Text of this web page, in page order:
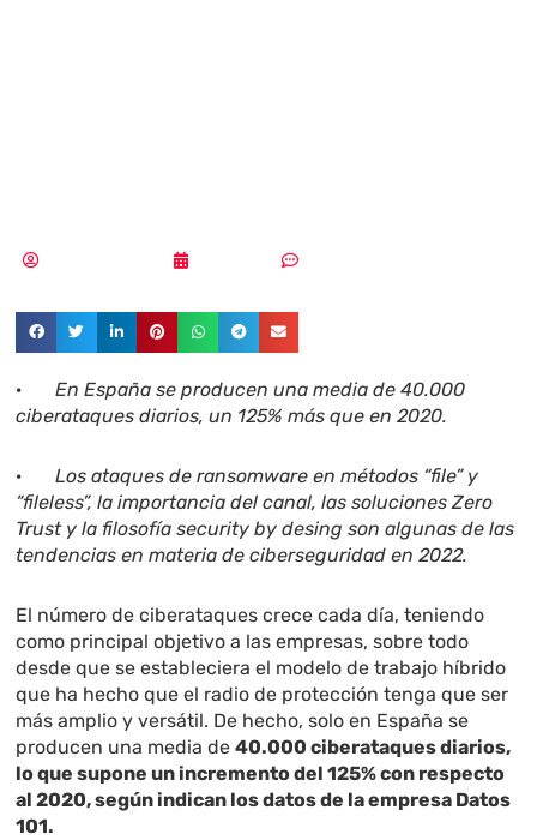
·En España se producen una media de 40.000
ciberataques diarios, un 125% más que en 2020.
·Los ataques de ransomware en métodos “file” y
“fileless”, la importancia del canal, las soluciones Zero
Trust y la filosofía security by desing son algunas de las
tendencias en materia de ciberseguridad en 2022.
El número de ciberataques crece cada día, teniendo
como principal objetivo a las empresas, sobre todo
desde que se estableciera el modelo de trabajo híbrido
que ha hecho que el radio de protección tenga que ser
más amplio y versátil. De hecho, solo en España se
producen una media de40.000 ciberataques diarios,
lo que supone un incremento del 125% con respecto
al 2020, según indican los datos de la empresa Datos
101.